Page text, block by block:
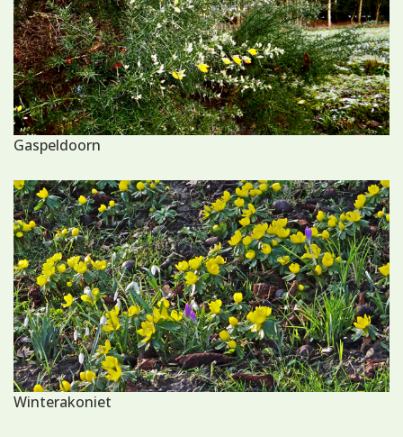
Gaspeldoorn
Winterakoniet